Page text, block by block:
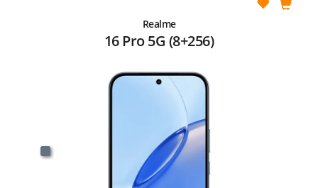
Realme
16 Pro 5G (8+256)